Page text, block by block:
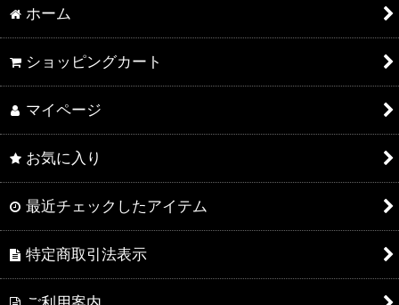
ホーム
ショッピングカート
マイページ
お気に入り
最近チェックしたアイテム
特定商取引法表示